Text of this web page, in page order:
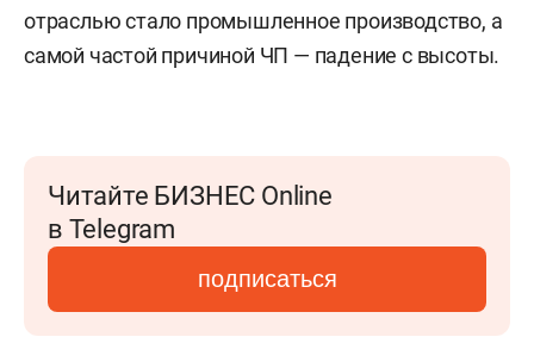
отраслью стало промышленное производство, а
самой частой причиной ЧП — падение с высоты.
Читайте БИЗНЕС Online
в Telegram
подписаться